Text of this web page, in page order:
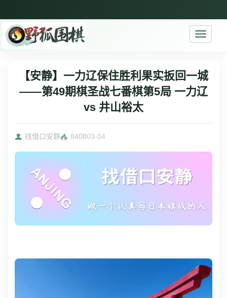
Toggle
【安静】一力辽保住胜利果实扳回一城
——第49期棋圣战七番棋第5局 一力辽
vs 井山裕太
找借口安静 840803-04